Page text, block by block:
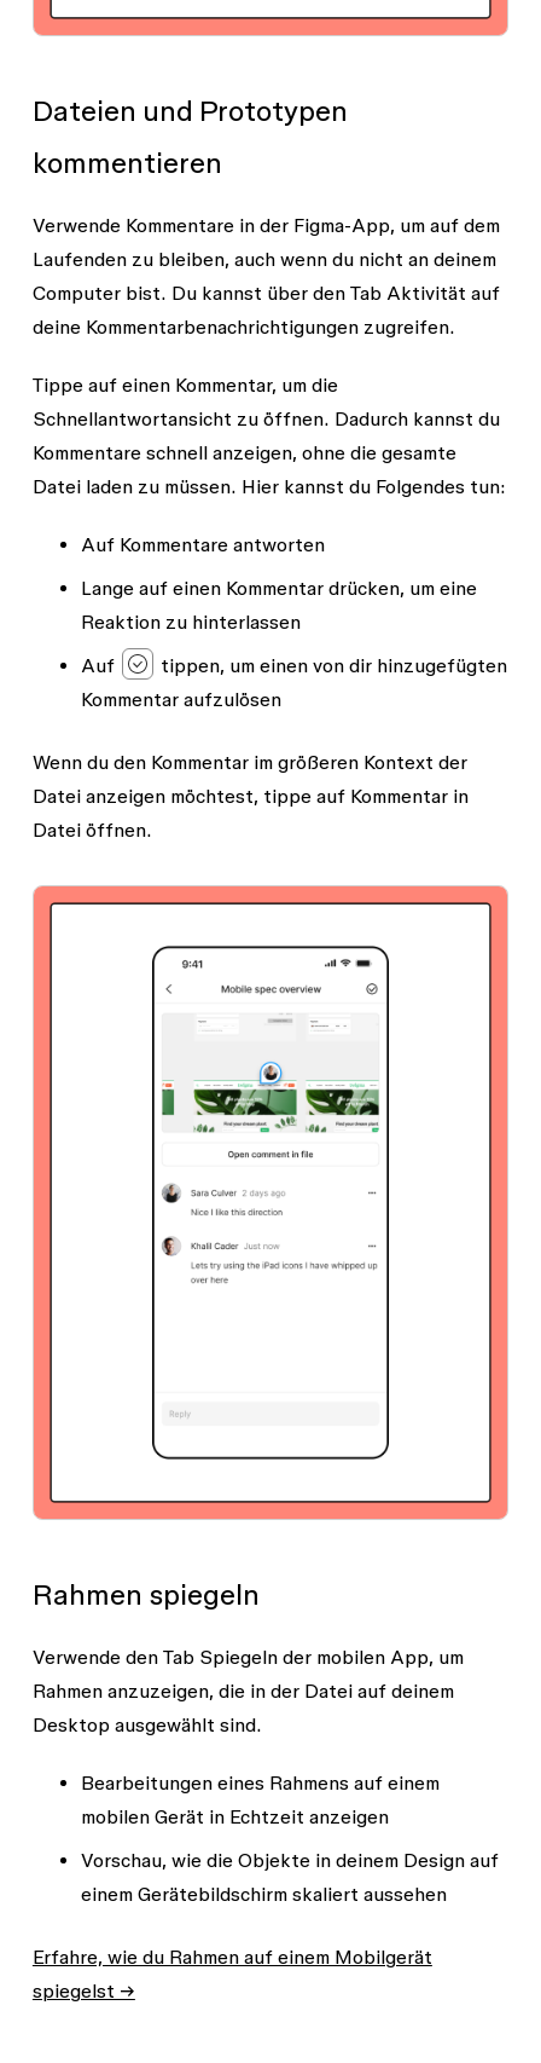
Dateien und Prototypen
kommentieren
Verwende Kommentare in der Figma-App, um auf dem
Laufenden zu bleiben, auch wenn du nicht an deinem
Computer bist. Du kannst über den Tab Aktivität auf
deine Kommentarbenachrichtigungen zugreifen.
Tippe auf einen Kommentar, um die
Schnellantwortansicht zu öffnen. Dadurch kannst du
Kommentare schnell anzeigen, ohne die gesamte
Datei laden zu müssen. Hier kannst du Folgendes tun:
Auf Kommentare antworten
Lange auf einen Kommentar drücken, um eine
Reaktion zu hinterlassen
Auf
tippen, um einen von dir hinzugefügten
Kommentar aufzulösen
Wenn du den Kommentar im größeren Kontext der
Datei anzeigen möchtest, tippe auf Kommentar in
Datei öffnen.
Rahmen spiegeln
Verwende den Tab Spiegelnder mobilen App, um
Rahmen anzuzeigen, die in der Datei auf deinem
Desktop ausgewählt sind.
Bearbeitungen eines Rahmens auf einem
mobilen Gerät in Echtzeit anzeigen
Vorschau, wie die Objekte in deinem Design auf
einem Gerätebildschirm skaliert aussehen
Erfahre, wie du Rahmen auf einem Mobilgerät
spiegelst →